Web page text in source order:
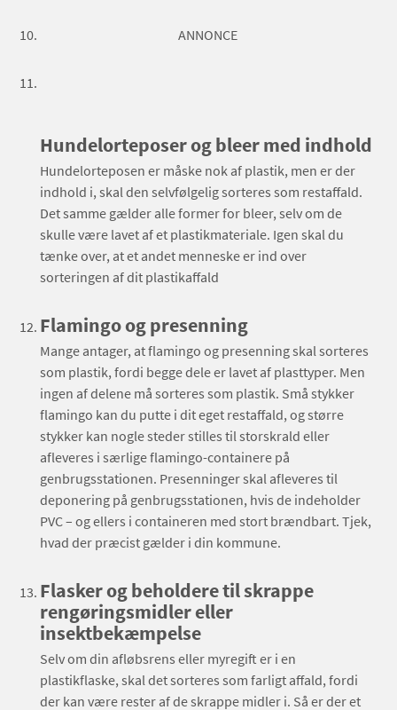
ANNONCE
Hundelorteposer og bleer med indhold
Hundelorteposen er måske nok af plastik, men er der
indhold i, skal den selvfølgelig sorteres som restaffald.
Det samme gælder alle former for bleer, selv om de
skulle være lavet af et plastikmateriale. Igen skal du
tænke over, at et andet menneske er ind over
sorteringen af dit plastikaffald
Flamingo og presenning
Mange antager, at flamingo og presenning skal sorteres
som plastik, fordi begge dele er lavet af plasttyper. Men
ingen af delene må sorteres som plastik. Små stykker
flamingo kan du putte i dit eget restaffald, og større
stykker kan nogle steder stilles til storskrald eller
afleveres i særlige flamingo-containere på
genbrugsstationen. Presenninger skal afleveres til
deponering på genbrugsstationen, hvis de indeholder
PVC – og ellers i containeren med stort brændbart. Tjek,
hvad der præcist gælder i din kommune.
Flasker og beholdere til skrappe
rengøringsmidler eller
insektbekæmpelse
Selv om din afløbsrens eller myregift er i en
plastikflaske, skal det sorteres som farligt affald, fordi
der kan være rester af de skrappe midler i. Så er der et